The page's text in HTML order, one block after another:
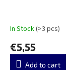
In Stock(>3 pcs)
€5,55
Add to cart